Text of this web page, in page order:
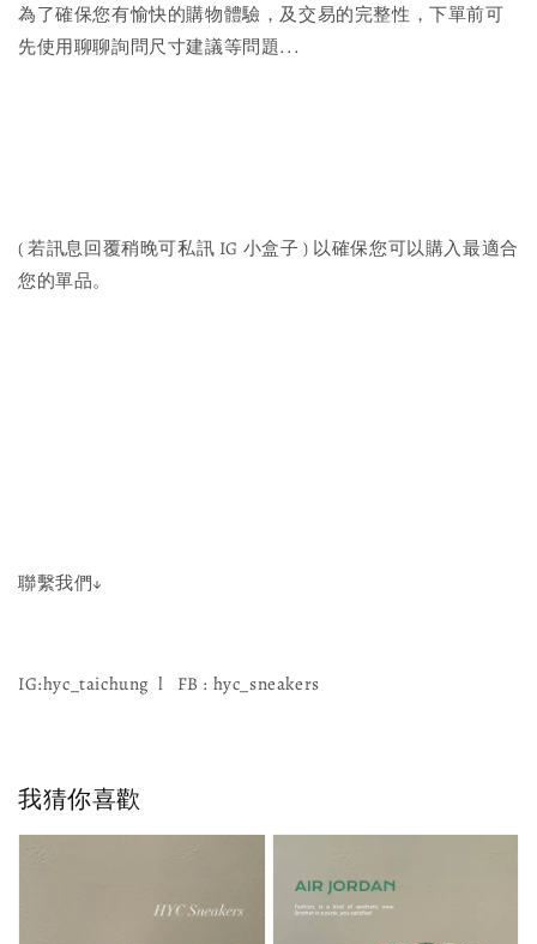
為了確保您有愉快的購物體驗，及交易的完整性，下單前可
先使用聊聊詢問尺寸建議等問題...
( 若訊息回覆稍晚可私訊 IG 小盒子 ) 以確保您可以購入最適合
您的單品。
聯繫我們↓
IG:hyc_taichung l FB : hyc_sneakers
我猜你喜歡